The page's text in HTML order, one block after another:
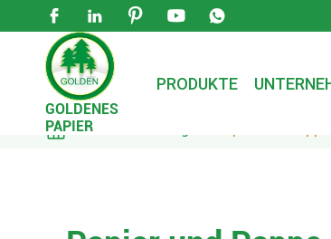
    
GOLDENES
PAPIER
PRODUKTE
 Zuhause